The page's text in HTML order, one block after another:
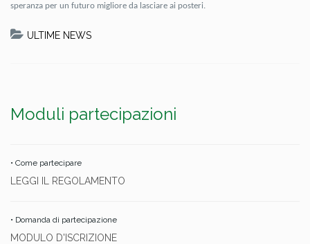
speranza per un futuro migliore da lasciare ai posteri.
ULTIME NEWS
Moduli partecipazioni
• Come partecipare
LEGGI IL REGOLAMENTO
• Domanda di partecipazione
MODULO D'ISCRIZIONE